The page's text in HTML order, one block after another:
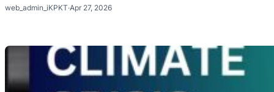
web_admin_iKPKT·Apr 27, 2026